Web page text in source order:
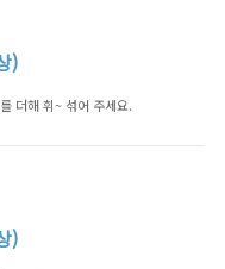
)
더해 휘~ 섞어 주세요.
)